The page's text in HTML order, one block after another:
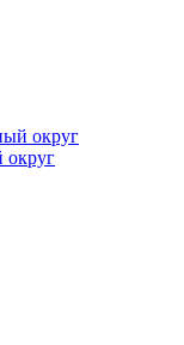
округ
округ